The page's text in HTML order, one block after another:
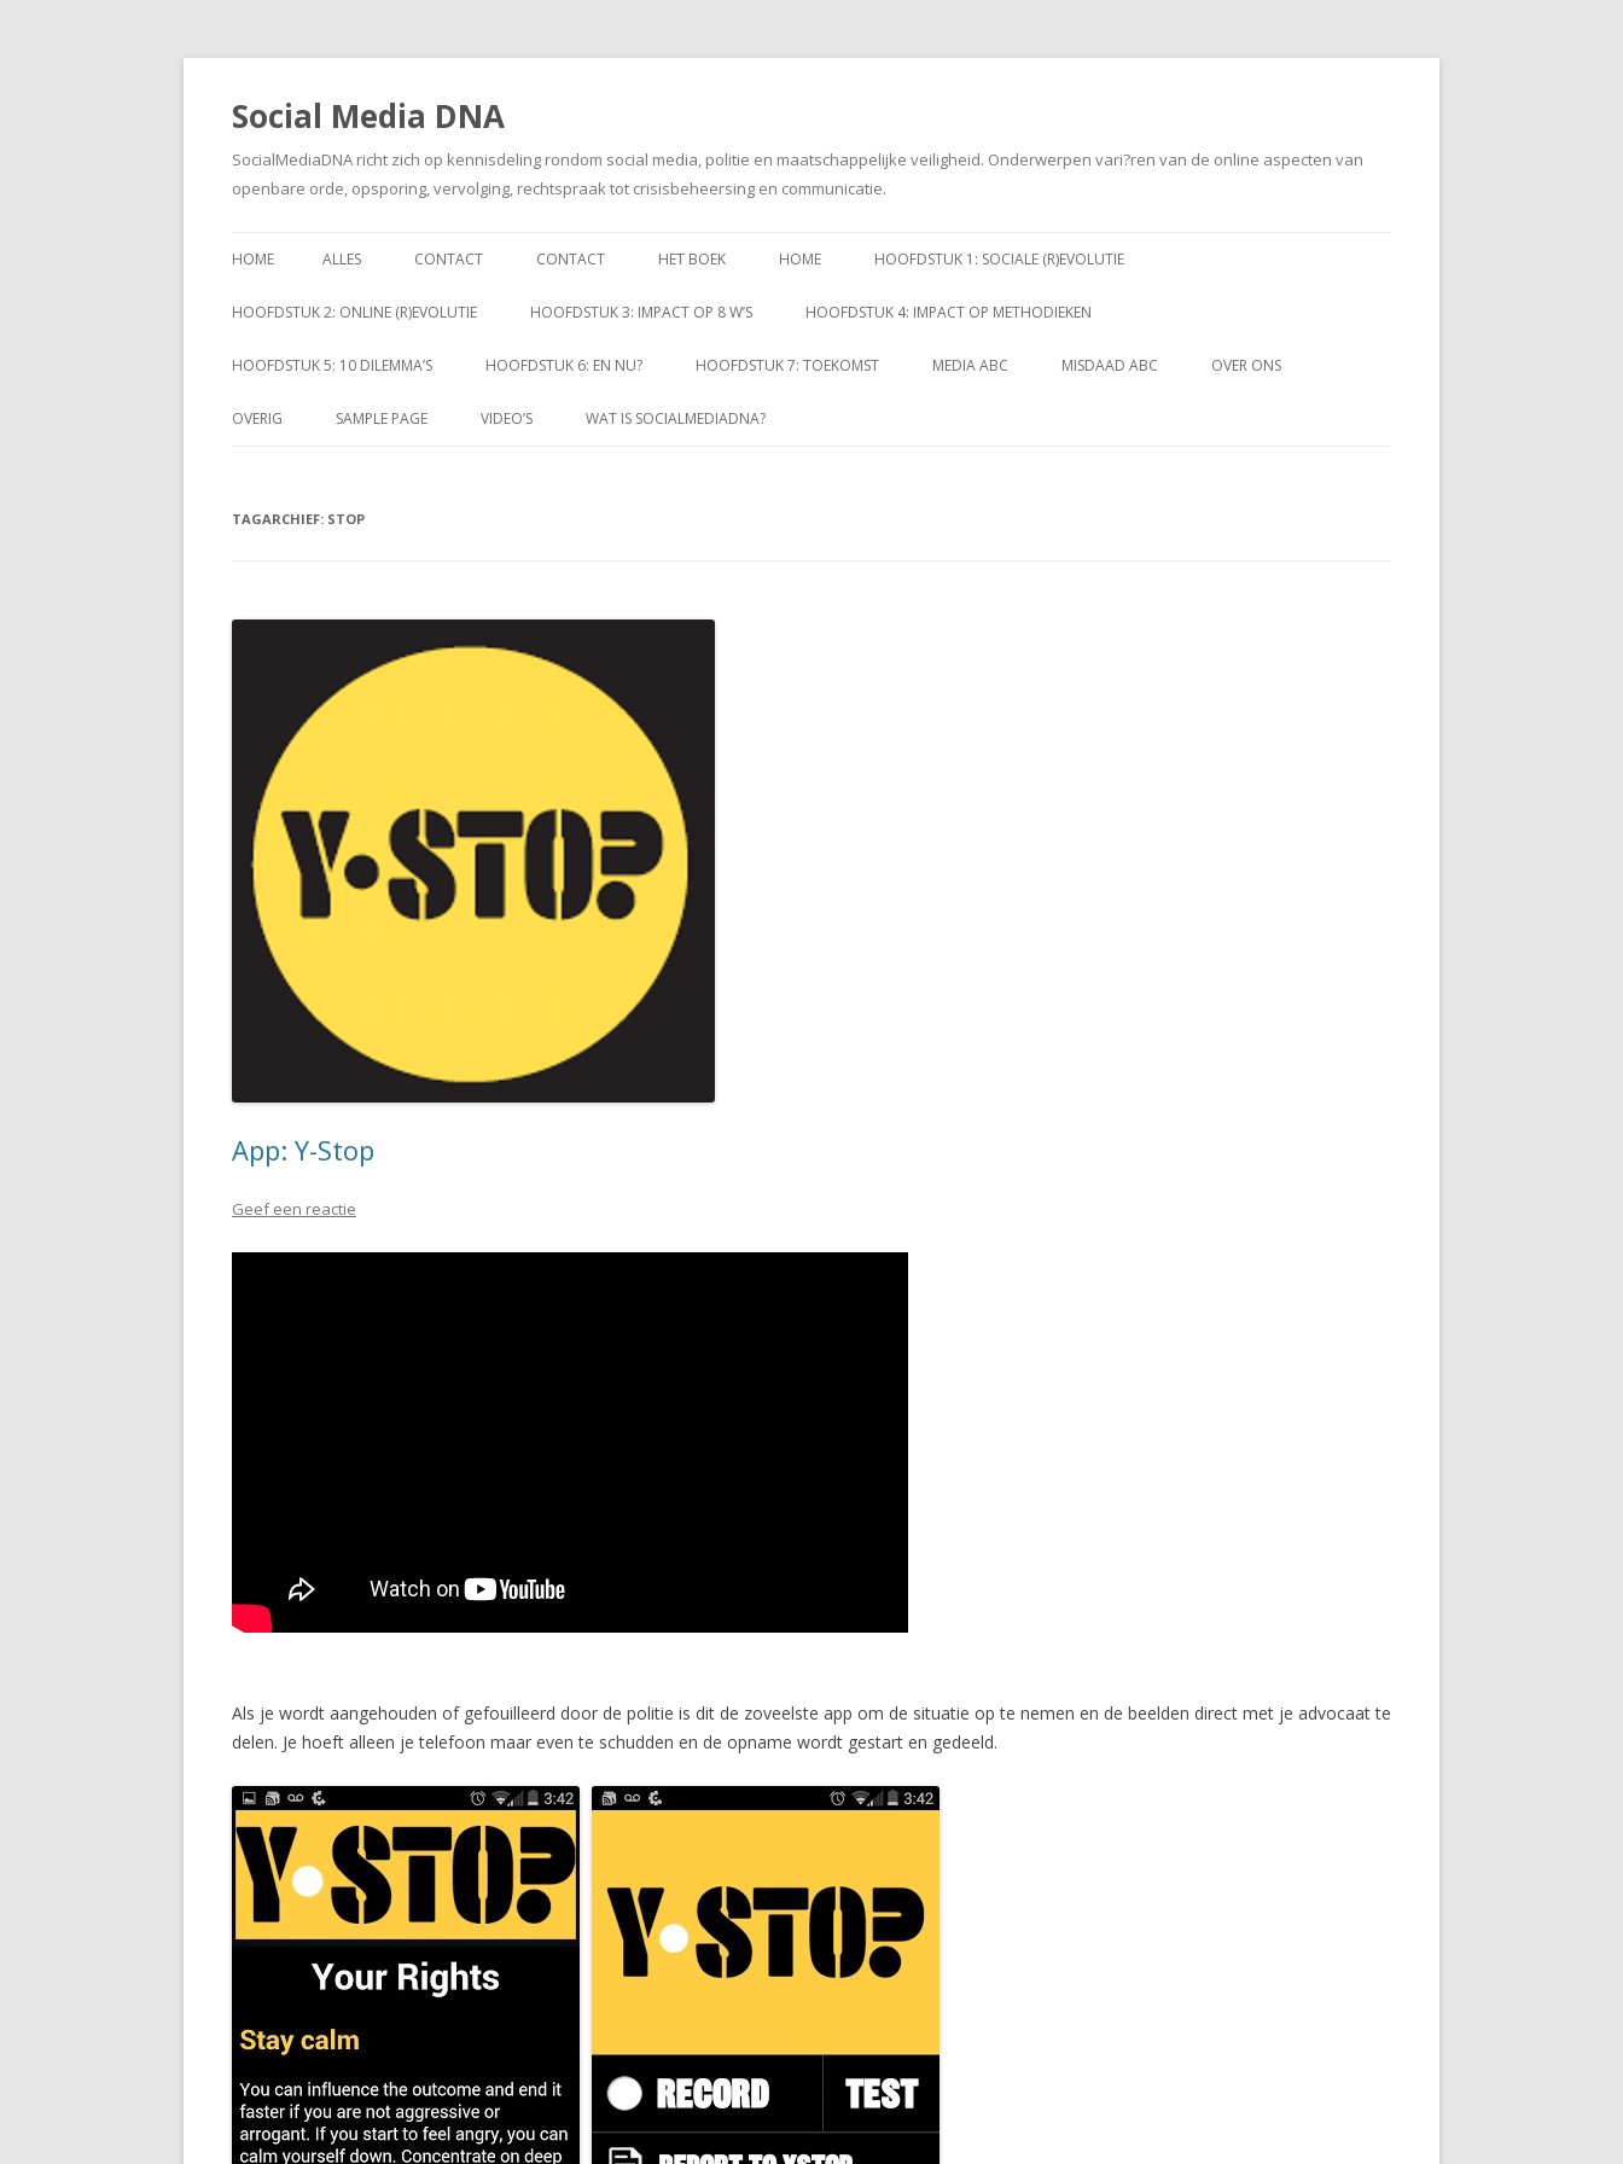
Social Media DNA
SocialMediaDNA richt zich op kennisdeling rondom social media, politie en maatschappelijke veiligheid. Onderwerpen vari?ren van de online aspecten van
openbare orde, opsporing, vervolging, rechtspraak tot crisisbeheersing en communicatie.
naar
HOME ALLES CONTACT CONTACT HET BOEK HOME HOOFDSTUK 1: SOCIALE (R)EVOLUTIE
HOOFDSTUK 2: ONLINE (R)EVOLUTIE HOOFDSTUK 3: IMPACT OP 8 W’S HOOFDSTUK 4: IMPACT OP METHODIEKEN
HOOFDSTUK 5: 10 DILEMMA’S HOOFDSTUK 6: EN NU? HOOFDSTUK 7: TOEKOMST MEDIA ABC MISDAAD ABC OVER ONS
OVERIG SAMPLE PAGE VIDEO’S WAT IS SOCIALMEDIADNA?
TAGARCHIEF: STOP
App: Y-Stop
Geef een reactie
Als je wordt aangehouden of gefouilleerd door de politie is dit de zoveelste app om de situatie op te nemen en de beelden direct met je advocaat te
delen. Je hoeft alleen je telefoon maar even te schudden en de opname wordt gestart en gedeeld.